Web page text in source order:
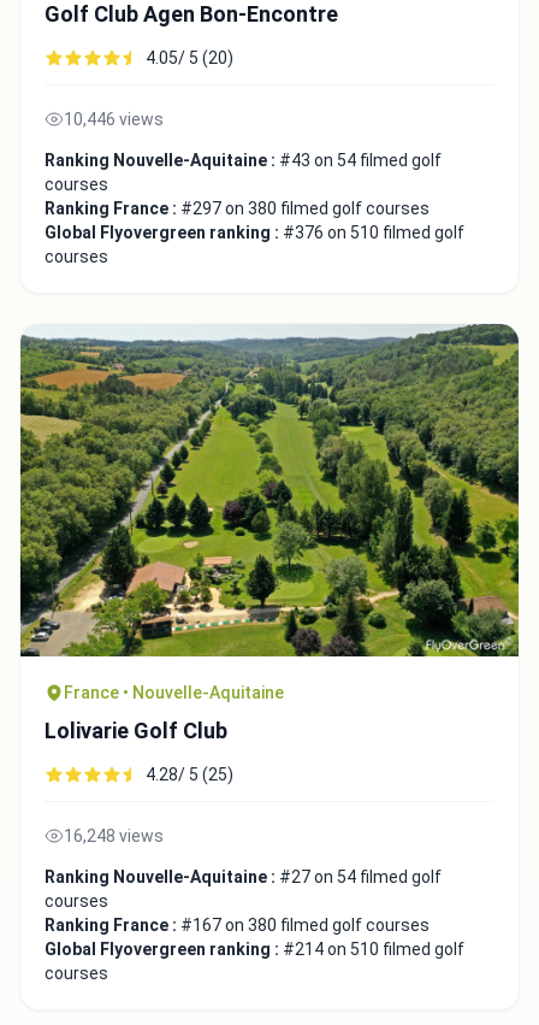
Golf Club Agen Bon-Encontre
4.05/ 5 (20)
10,446 views
Ranking Nouvelle-Aquitaine : #43 on 54 filmed golf
courses
Ranking France : #297 on 380 filmed golf courses
Global Flyovergreen ranking : #376 on 510 filmed golf
courses
France • Nouvelle-Aquitaine
Lolivarie Golf Club
4.28/ 5 (25)
16,248 views
Ranking Nouvelle-Aquitaine : #27 on 54 filmed golf
courses
Ranking France : #167 on 380 filmed golf courses
Global Flyovergreen ranking : #214 on 510 filmed golf
courses